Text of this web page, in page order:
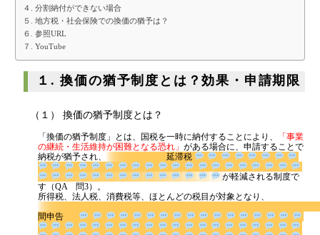
事務所案内
代表挨拶
神戸オフィス
事務所概要
アクセスマップ
代表プロフィール
スタッフプロフィール
採用情報
４. 分割納付ができない場合
５. 地方税・社会保険での換価の猶予は？
６. 参照URL
７. YouTube
１. 換価の猶予制度とは？効果・申請期限
（１） 換価の猶予制度とは？
「換価の猶予制度」とは、国税を一時に納付することにより、
「事業
の継続・生活維持が困難となる恐れ」 がある場合に、申請することで
納税が猶予され、
延滞税
が軽減される制度
です（QA 問3）。
所得税、法人税、消費税等、ほとんどの税目が対象となり、
間申告